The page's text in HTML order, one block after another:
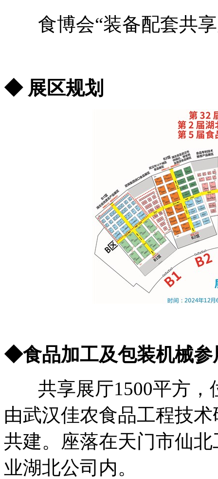
食博会“装备配套共享
◆ 展区规划
◆食品加工及包装机械参
共享展厅1500平方，
由武汉佳农食品工程技
共建。座落在天门市仙
业湖北公司内。